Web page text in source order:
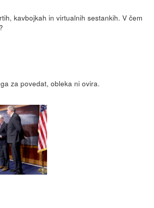
kavbojkah in virtualnih sestankih. V čem
za povedat, obleka ni ovira.